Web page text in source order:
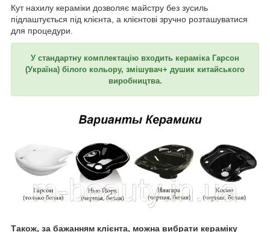
Кут нахилу кераміки дозволяє майстру без зусиль
підлаштується під клієнта, а клієнтові зручно розташуватися
для процедури.
У стандартну комплектацію входить кераміка Гарсон
(Україна) білого кольору, змішувач+ душик китайського
виробництва.
Також, за бажанням клієнта, можна вибрати кераміку